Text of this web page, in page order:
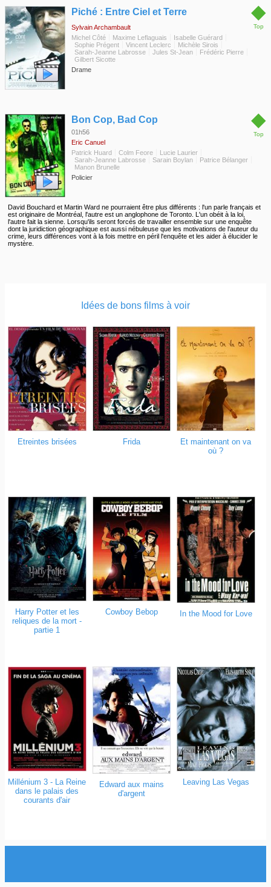
◆
Top
Piché : Entre Ciel et Terre
Sylvain Archambault
Michel Côté
Maxime Leflaguais
Isabelle Guérard
Sophie Prégent
Vincent Leclerc
Michèle Sirois
Sarah-Jeanne Labrosse
Jules St-Jean
Frédéric Pierre
Gilbert Sicotte
Drame
◆
Top
Bon Cop, Bad Cop
01h56
Eric Canuel
Patrick Huard
Colm Feore
Lucie Laurier
Sarah-Jeanne Labrosse
Sarain Boylan
Patrice Bélanger
Manon Brunelle
Policier
David Bouchard et Martin Ward ne pourraient être plus différents : l'un parle français et
est originaire de Montréal, l'autre est un anglophone de Toronto. L'un obéit à la loi,
l'autre fait la sienne. Lorsqu'ils seront forcés de travailler ensemble sur une enquête
dont la juridiction géographique est aussi nébuleuse que les motivations de l'auteur du
crime, leurs différences vont à la fois mettre en péril l'enquête et les aider à élucider le
mystère.
Idées de bons films à voir
Etreintes brisées Frida
Et maintenant on va
où ?
Harry Potter et les
reliques de la mort -
partie 1
Cowboy Bebop In the Mood for Love
Millénium 3 - La Reine
dans le palais des
courants d'air
Edward aux mains
d'argent
Leaving Las Vegas